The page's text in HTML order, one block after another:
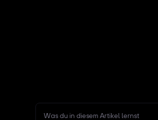
Was du in diesem Artikel lernst